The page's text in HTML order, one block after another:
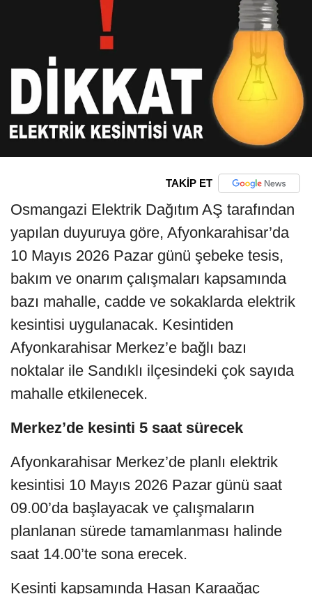
TAKİP ET
Osmangazi Elektrik Dağıtım AŞ tarafından
yapılan duyuruya göre, Afyonkarahisar’da
10 Mayıs 2026 Pazar günü şebeke tesis,
bakım ve onarım çalışmaları kapsamında
bazı mahalle, cadde ve sokaklarda elektrik
kesintisi uygulanacak. Kesintiden
Afyonkarahisar Merkez’e bağlı bazı
noktalar ile Sandıklı ilçesindeki çok sayıda
mahalle etkilenecek.
Merkez’de kesinti 5 saat sürecek
Afyonkarahisar Merkez’de planlı elektrik
kesintisi 10 Mayıs 2026 Pazar günü saat
09.00’da başlayacak ve çalışmaların
planlanan sürede tamamlanması halinde
saat 14.00’te sona erecek.
Kesinti kapsamında Hasan Karaağaç